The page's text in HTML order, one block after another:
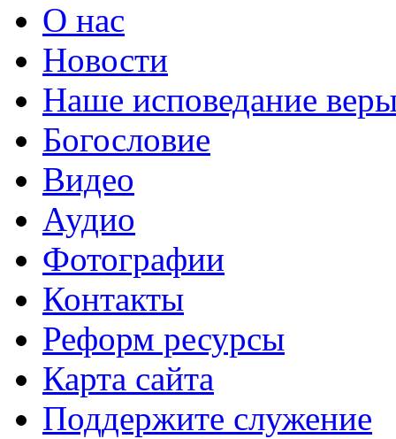
О нас
Новости
Наше исповедание
Богословие
Видео
Аудио
Фотографии
Контакты
Реформ ресурсы
Карта сайта
Поддержите служение